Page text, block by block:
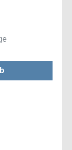
Wert ein